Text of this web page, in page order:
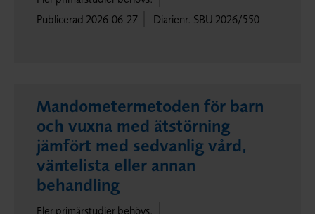
Publicerad 2026-06-27
Diarienr. SBU 2026/550
Mandometermetoden för barn
och vuxna med ätstörning
jämfört med sedvanlig vård,
väntelista eller annan
behandling
Fler primärstudier behövs.